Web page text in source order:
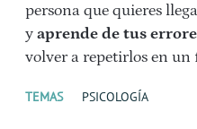
persona que quieres
y aprende de tus
volver a repetirlos en un
TEMAS PSICOLOGÍA